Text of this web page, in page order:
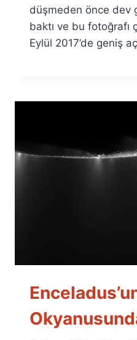
düşmeden önce dev
baktı ve bu fotoğrafı
Eylül 2017’de geniş